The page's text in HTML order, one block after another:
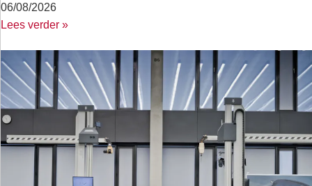
06/08/2026
Lees verder »